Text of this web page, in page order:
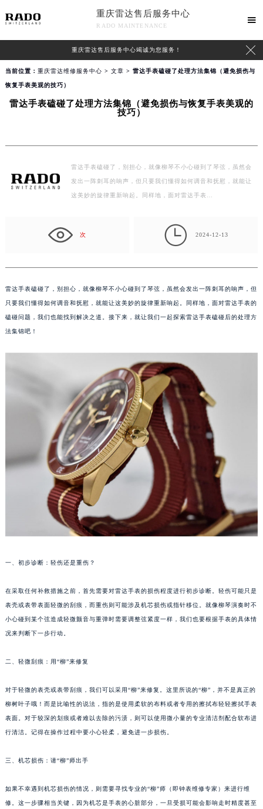
重庆雷达售后服务中心
RADO MAINTENANCE

重庆雷达售后服务中心竭诚为您服务！ 
当前位置： 重庆雷达维修服务中心 > 文章 > 雷达手表磕碰了处理方法集锦（避免损伤与
恢复手表美观的技巧）
雷达手表磕碰了处理方法集锦（避免损伤与恢复手表美观的
技巧）
雷达手表磕碰了，别担心，就像柳琴不小心碰到了琴弦，虽然会
发出一阵刺耳的响声，但只要我们懂得如何调音和抚慰，就能让
这美妙的旋律重新响起。同样地，面对雷达手表…
次  2024-12-13
雷达手表磕碰了，别担心，就像柳琴不小心碰到了琴弦，虽然会发出一阵刺耳的响声，但
只要我们懂得如何调音和抚慰，就能让这美妙的旋律重新响起。同样地，面对雷达手表的
磕碰问题，我们也能找到解决之道。接下来，就让我们一起探索雷达手表磕碰后的处理方
法集锦吧！
一、初步诊断：轻伤还是重伤？
在采取任何补救措施之前，首先需要对雷达手表的损伤程度进行初步诊断。轻伤可能只是
表壳或表带表面轻微的刮痕，而重伤则可能涉及机芯损伤或指针移位。就像柳琴演奏时不
小心碰到某个弦造成轻微颤音与重弹时需要调整弦紧度一样，我们也要根据手表的具体情
况来判断下一步行动。
二、轻微刮痕：用“柳”来修复
对于轻微的表壳或表带刮痕，我们可以采用“柳”来修复。这里所说的“柳”，并不是真正的
柳树叶子哦！而是比喻性的说法，指的是使用柔软的布料或者专用的擦拭布轻轻擦拭手表
表面。对于较深的划痕或者难以去除的污渍，则可以使用微小量的专业清洁剂配合软布进
行清洁。记得在操作过程中要小心轻柔，避免进一步损伤。
三、机芯损伤：请“柳”师出手
如果不幸遇到机芯损伤的情况，则需要寻找专业的“柳”师（即钟表维修专家）来进行维
修。这一步骤相当关键，因为机芯是手表的心脏部分，一旦受损可能会影响走时精度甚至